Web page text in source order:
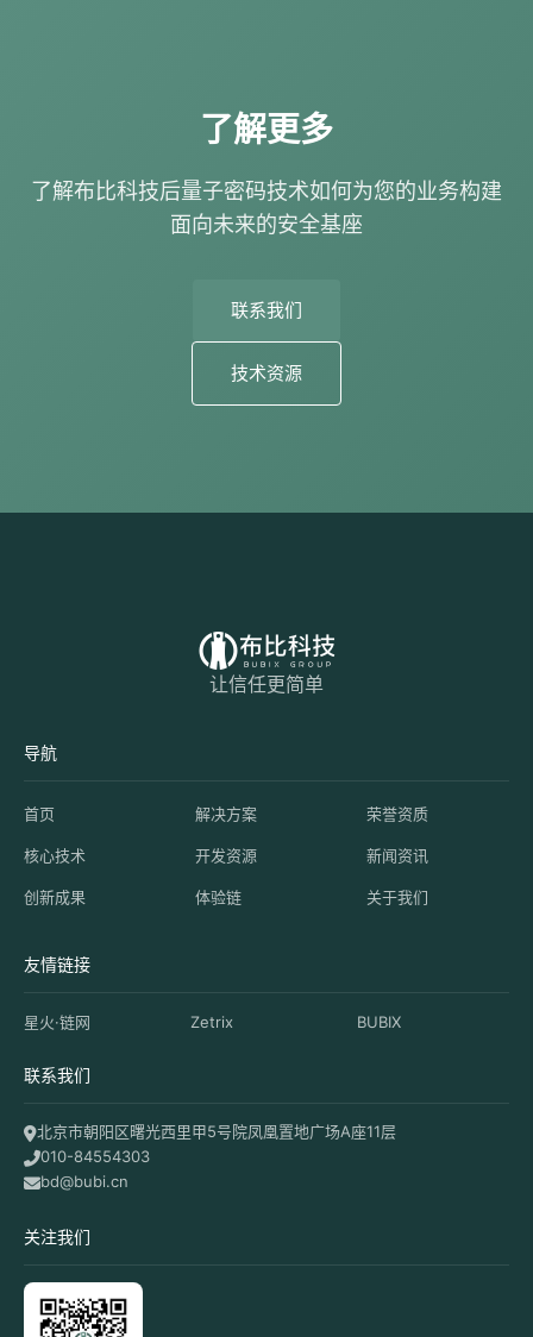
了解更多
了解布比科技后量子密码技术如何为您的业务构建
面向未来的安全基座
联系我们
技术资源
让信任更简单
导航
首页
核心技术
创新成果
解决方案
开发资源
体验链
荣誉资质
新闻资讯
关于我们
友情链接
星火·链网 Zetrix BUBIX
联系我们
北京市朝阳区曙光西里甲5号院凤凰置地广场A座11层
010-84554303
bd@bubi.cn
关注我们